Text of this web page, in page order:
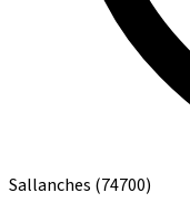
Sallanches (74700)